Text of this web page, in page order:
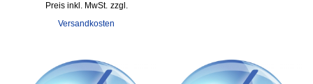
inkl. MwSt. zzgl.
Versandkosten